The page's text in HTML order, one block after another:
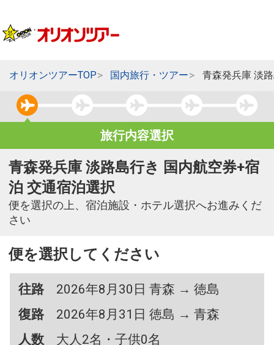
オリオンツアーTOP 国内旅行・ツアー 青森発兵庫 淡
旅行内容選択
青森発兵庫 淡路島行き 国内航空券+宿
泊 交通宿泊選択
便を選択の上、宿泊施設・ホテル選択へお進みくだ
さい
便を選択してください
往路
2026年8月30日 青森 → 徳島
復路
2026年8月31日 徳島 → 青森
人数
大人2名・子供0名